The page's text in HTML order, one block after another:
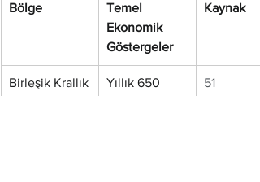
Bölge
Temel
Ekonomik
Göstergeler
Kaynak
Birleşik Krallık
Yıllık 650
51